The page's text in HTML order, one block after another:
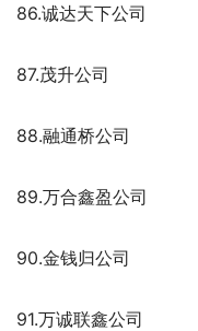
86.诚达天下公司
87.茂升公司
88.融通桥公司
89.万合鑫盈公司
90.金钱归公司
91.万诚联鑫公司